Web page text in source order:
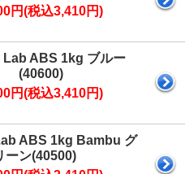
円(税込3,410円)
Lab ABS 1kg ブルー
(40600)
円(税込3,410円)
ABS 1kg Bambu グ
ーン(40500)